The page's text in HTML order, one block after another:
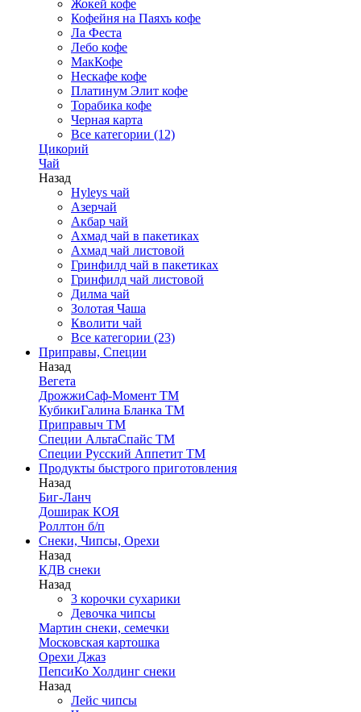
Жокей кофе
Кофейня на Паяхъ кофе
Ла Феста
Лебо кофе
МакКофе
Нескафе кофе
Платинум Элит кофе
Торабика кофе
Черная карта
Все категории (12)
Цикорий
Чай
Назад
Hyleys чай
Азерчай
Акбар чай
Ахмад чай в пакетиках
Ахмад чай листовой
Гринфилд чай в пакетиках
Гринфилд чай листовой
Дилма чай
Золотая Чаша
Кволити чай
Все категории (23)
Приправы, Специи
Назад
Вегета
ДрожжиСаф-Момент ТМ
КубикиГалина Бланка ТМ
Приправыч ТМ
Специи АльтаСпайс ТМ
Специи Русский Аппетит ТМ
Продукты быстрого приготовления
Назад
Биг-Ланч
Доширак КОЯ
Роллтон б/п
Снеки, Чипсы, Орехи
Назад
КДВ снеки
Назад
3 корочки сухарики
Девочка чипсы
Мартин снеки, семечки
Московская картошка
Орехи Джаз
ПепсиКо Холдинг снеки
Назад
Лейс чипсы